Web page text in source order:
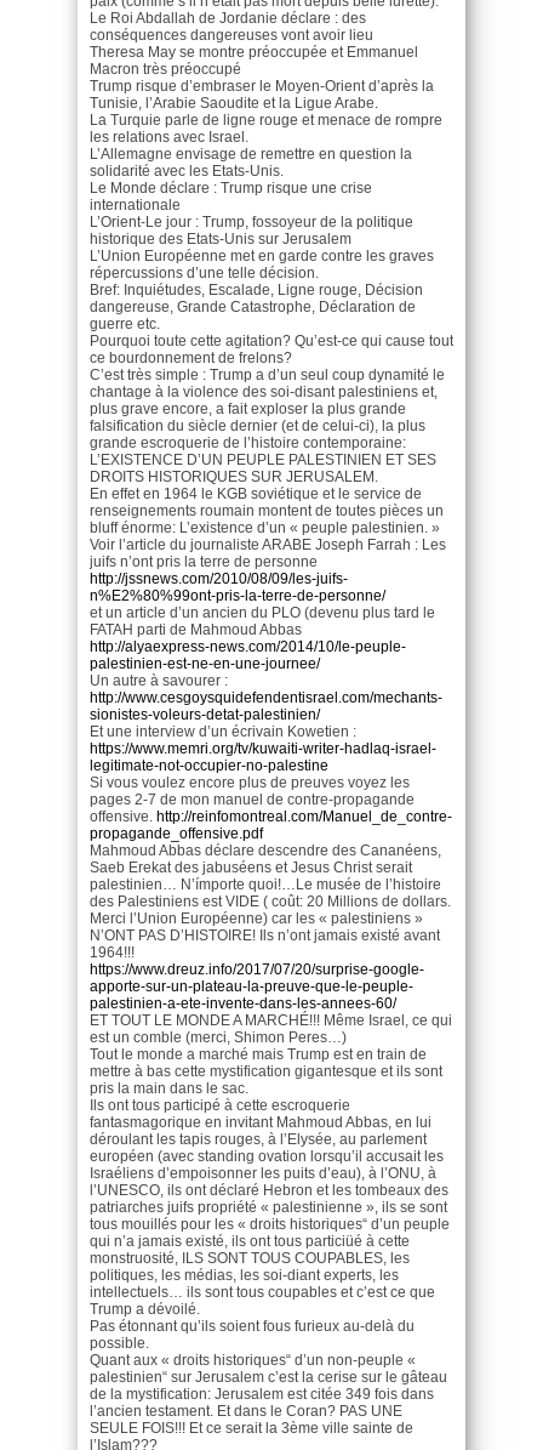
Le Roi Abdallah de Jordanie déclare : des
conséquences dangereuses vont avoir lieu
Theresa May se montre préoccupée et Emmanuel
Macron très préoccupé
Trump risque d’embraser le Moyen-Orient d’après la
Tunisie, l’Arabie Saoudite et la Ligue Arabe.
La Turquie parle de ligne rouge et menace de rompre
les relations avec Israel.
L’Allemagne envisage de remettre en question la
solidarité avec les Etats-Unis.
Le Monde déclare : Trump risque une crise
internationale
L’Orient-Le jour : Trump, fossoyeur de la politique
historique des Etats-Unis sur Jerusalem
L’Union Européenne met en garde contre les graves
répercussions d’une telle décision.
Bref: Inquiétudes, Escalade, Ligne rouge, Décision
dangereuse, Grande Catastrophe, Déclaration de
guerre etc.
Pourquoi toute cette agitation? Qu’est-ce qui cause tout
ce bourdonnement de frelons?
C’est très simple : Trump a d’un seul coup dynamité le
chantage à la violence des soi-disant palestiniens et,
plus grave encore, a fait exploser la plus grande
falsification du siècle dernier (et de celui-ci), la plus
grande escroquerie de l’histoire contemporaine:
L’EXISTENCE D’UN PEUPLE PALESTINIEN ET SES
DROITS HISTORIQUES SUR JERUSALEM.
En effet en 1964 le KGB soviétique et le service de
renseignements roumain montent de toutes pièces un
bluff énorme: L’existence d’un « peuple palestinien. »
Voir l’article du journaliste ARABE Joseph Farrah : Les
juifs n’ont pris la terre de personne
http://jssnews.com/2010/08/09/les-juifs-
n%E2%80%99ont-pris-la-terre-de-personne/
et un article d’un ancien du PLO (devenu plus tard le
FATAH parti de Mahmoud Abbas
http://alyaexpress-news.com/2014/10/le-peuple-
palestinien-est-ne-en-une-journee/
Un autre à savourer :
http://www.cesgoysquidefendentisrael.com/mechants-
sionistes-voleurs-detat-palestinien/
Et une interview d’un écrivain Kowetien :
https://www.memri.org/tv/kuwaiti-writer-hadlaq-israel-
legitimate-not-occupier-no-palestine
Si vous voulez encore plus de preuves voyez les
pages 2-7 de mon manuel de contre-propagande
offensive. http://reinfomontreal.com/Manuel_de_contre-
propagande_offensive.pdf
Mahmoud Abbas déclare descendre des Cananéens,
Saeb Erekat des jabuséens et Jesus Christ serait
palestinien… N’ímporte quoi!…Le musée de l’histoire
des Palestiniens est VIDE ( coût: 20 Millions de dollars.
Merci l’Union Européenne) car les « palestiniens »
N’ONT PAS D’HISTOIRE! Ils n’ont jamais existé avant
1964!!!
https://www.dreuz.info/2017/07/20/surprise-google-
apporte-sur-un-plateau-la-preuve-que-le-peuple-
palestinien-a-ete-invente-dans-les-annees-60/
ET TOUT LE MONDE A MARCHÉ!!! Même Israel, ce qui
est un comble (merci, Shimon Peres…)
Tout le monde a marché mais Trump est en train de
mettre à bas cette mystification gigantesque et ils sont
pris la main dans le sac.
Ils ont tous participé à cette escroquerie
fantasmagorique en invitant Mahmoud Abbas, en lui
déroulant les tapis rouges, à l’Elysée, au parlement
européen (avec standing ovation lorsqu’il accusait les
Israéliens d’empoisonner les puits d’eau), à l’ONU, à
l’UNESCO, ils ont déclaré Hebron et les tombeaux des
patriarches juifs propriété « palestinienne », ils se sont
tous mouillés pour les « droits historiques“ d’un peuple
qui n’a jamais existé, ils ont tous particiüé à cette
monstruosité, ILS SONT TOUS COUPABLES, les
politiques, les médias, les soi-diant experts, les
intellectuels… ils sont tous coupables et c’est ce que
Trump a dévoilé.
Pas étonnant qu’ils soient fous furieux au-delà du
possible.
Quant aux « droits historiques“ d’un non-peuple «
palestinien“ sur Jerusalem c’est la cerise sur le gâteau
de la mystification: Jerusalem est citée 349 fois dans
l’ancien testament. Et dans le Coran? PAS UNE
SEULE FOIS!!! Et ce serait la 3ème ville sainte de
l’Islam???